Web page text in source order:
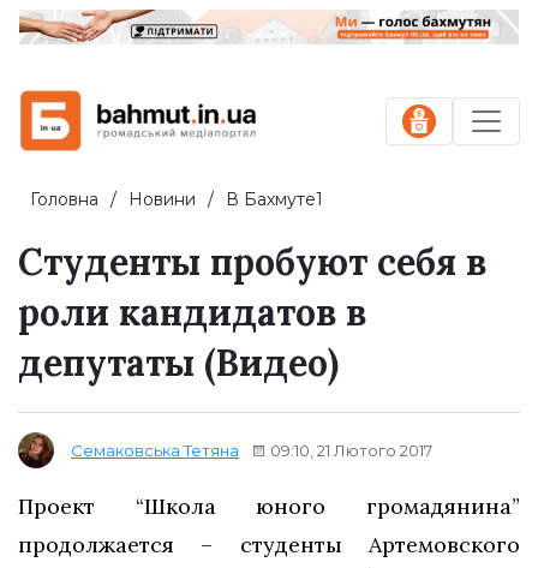
Головна Новини В Бахмуте1
Студенты пробуют себя в
роли кандидатов в
депутаты (Видео)
Семаковська Тетяна 09:10, 21 Лютого 2017
Проект “Школа юного громадянина”
продолжается – студенты Артемовского